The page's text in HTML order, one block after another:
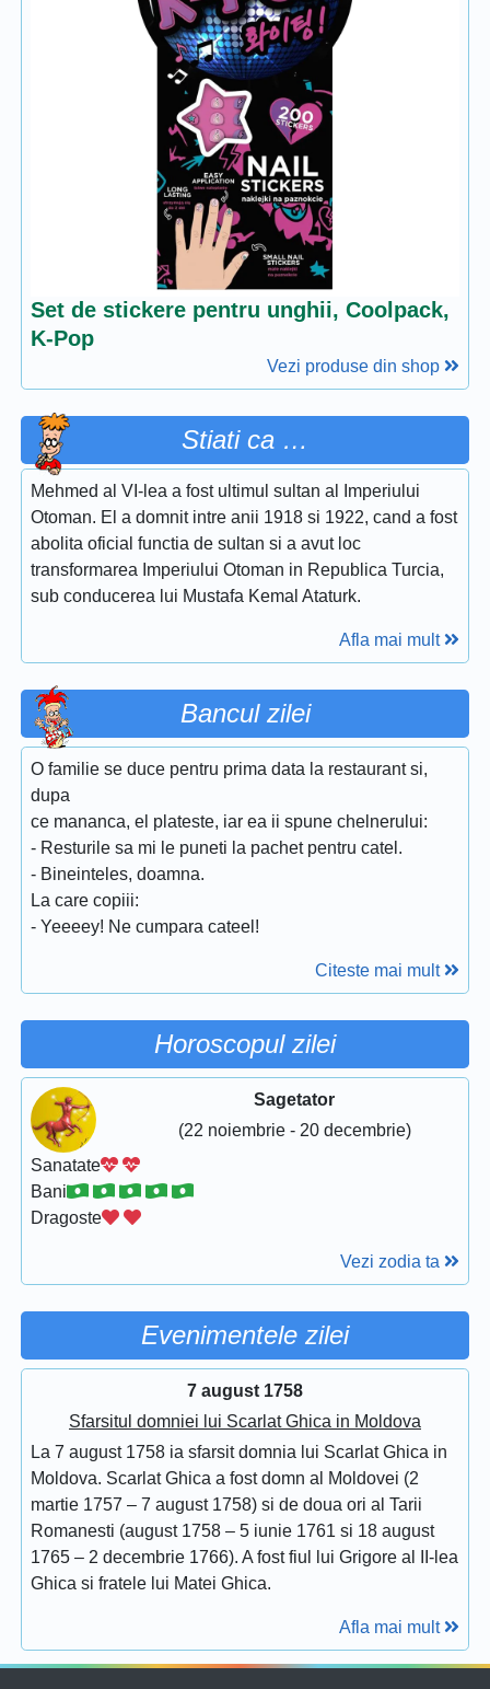
Set de stickere pentru unghii, Coolpack,
K-Pop
Vezi produse din shop
Stiati ca …
Mehmed al VI-lea a fost ultimul sultan al Imperiului
Otoman. El a domnit intre anii 1918 si 1922, cand a fost
abolita oficial functia de sultan si a avut loc
transformarea Imperiului Otoman in Republica Turcia,
sub conducerea lui Mustafa Kemal Ataturk.
Afla mai mult
Bancul zilei
O familie se duce pentru prima data la restaurant si,
dupa
ce mananca, el plateste, iar ea ii spune chelnerului:
- Resturile sa mi le puneti la pachet pentru catel.
- Bineinteles, doamna.
La care copiii:
- Yeeeey! Ne cumpara cateel!
Citeste mai mult
Horoscopul zilei
Sagetator
(22 noiembrie - 20 decembrie)
Sanatate
Bani
Dragoste
Vezi zodia ta
Evenimentele zilei
7 august 1758
Sfarsitul domniei lui Scarlat Ghica in Moldova
La 7 august 1758 ia sfarsit domnia lui Scarlat Ghica in
Moldova. Scarlat Ghica a fost domn al Moldovei (2
martie 1757 – 7 august 1758) si de doua ori al Tarii
Romanesti (august 1758 – 5 iunie 1761 si 18 august
1765 – 2 decembrie 1766). A fost fiul lui Grigore al II-lea
Ghica si fratele lui Matei Ghica.
Afla mai mult